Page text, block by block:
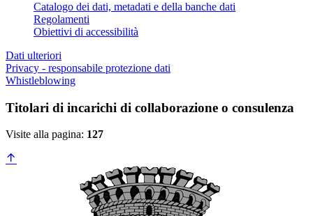
Catalogo dei dati, metadati e della banche dati
Regolamenti
Obiettivi di accessibilità
Dati ulteriori
Privacy - responsabile protezione dati
Whistleblowing
Titolari di incarichi di collaborazione o consulenza
Visite alla pagina: 127